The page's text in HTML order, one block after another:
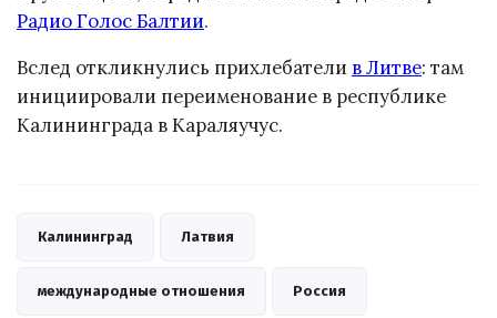
Радио Голос Балтии.
Вслед откликнулись прихлебатели в Литве: там
инициировали переименование в республике
Калининграда в Караляучус.
Калининград Латвия
международные отношения Россия